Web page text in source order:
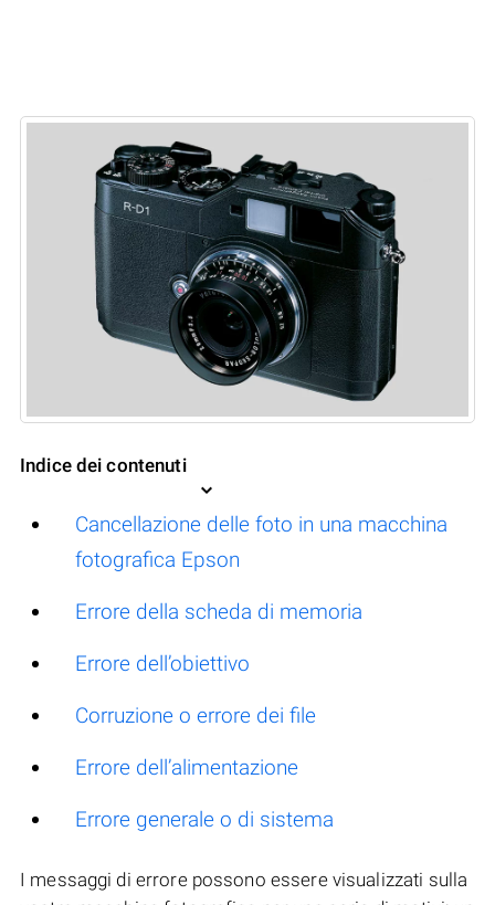
Indice dei contenuti
Cancellazione delle foto in una macchina
fotografica Epson
Errore della scheda di memoria
Errore dell’obiettivo
Corruzione o errore dei file
Errore dell’alimentazione
Errore generale o di sistema
I messaggi di errore possono essere visualizzati sulla